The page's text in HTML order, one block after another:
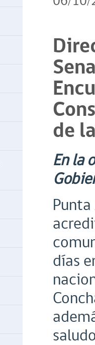
de
En la
días